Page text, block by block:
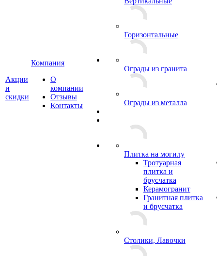
Акции
и
скидки
Компания
О
компании
Отзывы
Контакты
Горизонтальные
Ограды из гранита
Ограды из металла
Плитка на могилу
Тротуарная
плитка и
брусчатка
Керамогранит
Гранитная плитка
и брусчатка
Столики, Лавочки